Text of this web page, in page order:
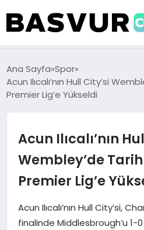
BAŞVURULAR
BAYILIKLER
HABERLER
KRIPTO HABER
Ana Sayfa Spor
Acun Ilıcalı’nın Hull City’si
Premier Lig’e Yükseldi
Acun Ilıcalı’nın
Wembley’de
Premier Lig’e
Acun Ilıcalı’nın Hull City’si,
finalinde Middlesbrough’u 1-